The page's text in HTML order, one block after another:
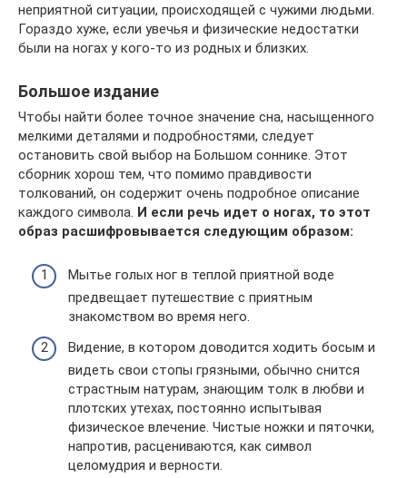
неприятной ситуации, происходящей с чужими людьми.
Гораздо хуже, если увечья и физические недостатки
были на ногах у кого-то из родных и близких.
Большое издание
Чтобы найти более точное значение сна, насыщенного
мелкими деталями и подробностями, следует
остановить свой выбор на Большом соннике. Этот
сборник хорош тем, что помимо правдивости
толкований, он содержит очень подробное описание
каждого символа. И если речь идет о ногах, то этот
образ расшифровывается следующим образом:
Мытье голых ног в теплой приятной воде
предвещает путешествие с приятным
знакомством во время него.
Видение, в котором доводится ходить босым и
видеть свои стопы грязными, обычно снится
страстным натурам, знающим толк в любви и
плотских утехах, постоянно испытывая
физическое влечение. Чистые ножки и пяточки,
напротив, расцениваются, как символ
целомудрия и верности.